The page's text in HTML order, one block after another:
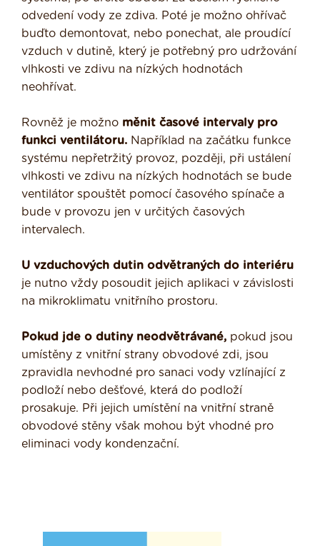
odvedení vody ze zdiva. Poté je možno ohřívač
buďto demontovat, nebo ponechat, ale proudící
vzduch v dutině, který je potřebný pro udržování
vlhkosti ve zdivu na nízkých hodnotách
neohřívat.
Rovněž je možno měnit časové intervaly pro
funkci ventilátoru. Například na začátku funkce
systému nepřetržitý provoz, později, při ustálení
vlhkosti ve zdivu na nízkých hodnotách se bude
ventilátor spouštět pomocí časového spínače a
bude v provozu jen v určitých časových
intervalech.
U vzduchových dutin odvětraných do interiéru
je nutno vždy posoudit jejich aplikaci v závislosti
na mikroklimatu vnitřního prostoru.
Pokud jde o dutiny neodvětrávané, pokud jsou
umístěny z vnitřní strany obvodové zdi, jsou
zpravidla nevhodné pro sanaci vody vzlínající z
podloží nebo dešťové, která do podloží
prosakuje. Při jejich umístění na vnitřní straně
obvodové stěny však mohou být vhodné pro
eliminaci vody kondenzační.